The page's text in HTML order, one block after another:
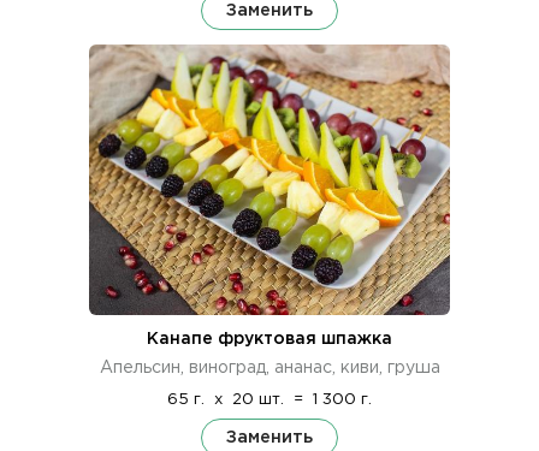
Заменить
Канапе фруктовая шпажка
Апельсин, виноград, ананас, киви, груша
65 г. x 20 шт. = 1 300 г.
Заменить